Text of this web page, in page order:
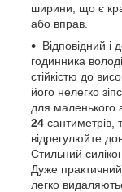
ширини, що є
або вправ.
Відповідний і
годинника
стійкістю до
його нелегко
для маленького
24 сантиметрів,
відрегулюйте
Стильний
Дуже
легко